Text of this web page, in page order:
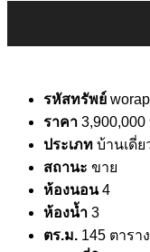
รหัสทรัพย์
ราคา 3,900,000
ประเภท บ้านเดี่
สถานะ ขาย
ห้องนอน 4
ห้องน้ำ 3
ตร.ม. 145 ตารา